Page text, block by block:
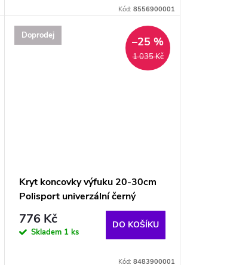
Kód: 8556900001
Doprodej
1 035 Kč
–25 %
Kryt koncovky výfuku 20-30cm
Polisport univerzální černý
776 Kč
Skladem 1 ks
DO KOŠÍKU
Kód: 8483900001